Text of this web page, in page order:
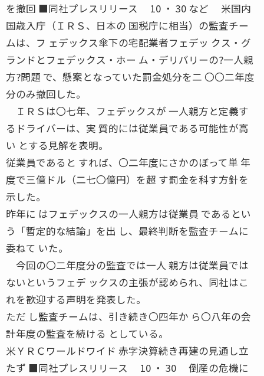
を撤回 ■同社プレスリリース 10 ・ 30 など 米国内
国歳入庁（ＩＲＳ、日本の 国税庁に相当）の監査チー
ムは、フ ェデックス傘下の宅配業者フェデッ クス・グ
ランドとフェデックス・ホー ム・デリバリーの?一人親
方?問題 で、懸案となっていた罰金処分を二 〇〇二年度
分のみ撤回した。
ＩＲＳは〇七年、フェデックスが 一人親方と定義す
るドライバーは、実 質的には従業員である可能性が高
い とする見解を表明。
従業員であると すれば、〇二年度にさかのぼって単 年
度で三億ドル（二七〇億円）を超 す罰金を科す方針を
示した。
昨年に はフェデックスの一人親方は従業員 であるとい
う「暫定的な結論」を出 し、最終判断を監査チームに
委ねて いた。
今回の〇二年度分の監査では一人 親方は従業員では
ないというフェデ ックスの主張が認められ、同社はこ
れを歓迎する声明を発表した。
ただ し監査チームは、引き続き〇四年か ら〇八年の会
計年度の監査を続ける としている。
米ＹＲＣワールドワイド 赤字決算続き再建の見通し立
たず ■同社プレスリリース 10 ・ 30 倒産の危機に